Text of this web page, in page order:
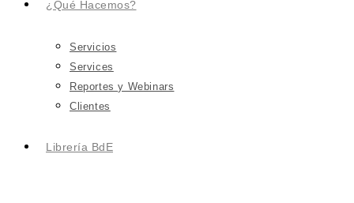
¿Qué Hacemos?
Servicios
Services
Reportes y Webinars
Clientes
Librería BdE